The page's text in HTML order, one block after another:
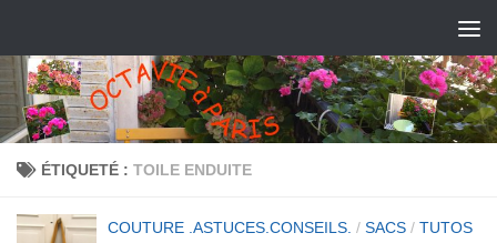
ÉTIQUETÉ : TOILE ENDUITE
COUTURE .ASTUCES.CONSEILS. / SACS / TUTOS